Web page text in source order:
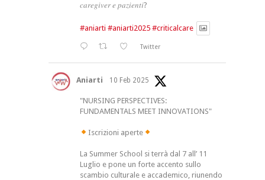
𝑐𝑎𝑟𝑒𝑔𝑖𝑣𝑒𝑟 𝑒 𝑝𝑎𝑧𝑖𝑒𝑛𝑡𝑖?
#aniarti #aniarti2025 #criticalcare
Twitter
Aniarti 10 Feb 2025
"NURSING PERSPECTIVES:
FUNDAMENTALS MEET INNOVATIONS"
Iscrizioni aperte
La Summer School si terrà dal 7 all’ 11
Luglio e pone un forte accento sullo
scambio culturale e accademico, riunendo